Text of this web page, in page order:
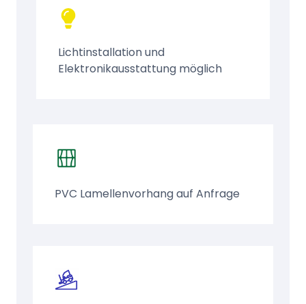
Lichtinstallation und
Elektronikausstattung möglich
PVC Lamellenvorhang auf Anfrage